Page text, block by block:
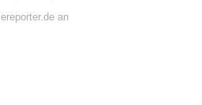
an